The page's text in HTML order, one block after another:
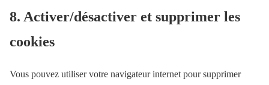
e
s
8. Activer/désactiver et supprimer les
cookies
Vous pouvez utiliser votre navigateur internet pour supprimer